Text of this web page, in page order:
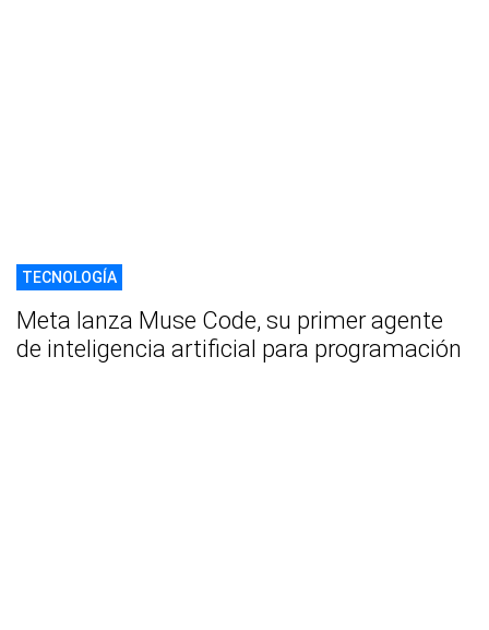
TECNOLOGÍA
Meta lanza Muse Code, su primer agente
de inteligencia artificial para programación